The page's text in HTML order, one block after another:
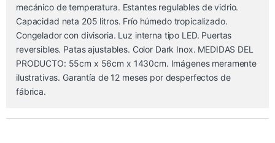
mecánico de temperatura. Estantes regulables de vidrio.
Capacidad neta 205 litros. Frío húmedo tropicalizado.
Congelador con divisoria. Luz interna tipo LED. Puertas
reversibles. Patas ajustables. Color Dark Inox. MEDIDAS DEL
PRODUCTO: 55cm x 56cm x 1430cm. Imágenes meramente
ilustrativas. Garantía de 12 meses por desperfectos de
fábrica.